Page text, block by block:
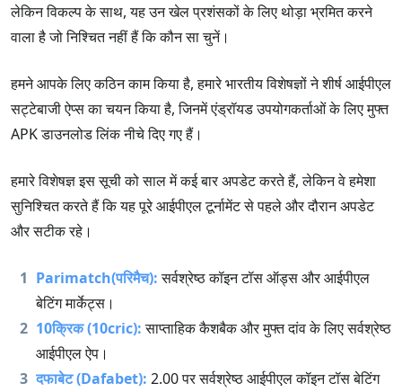
भुगतान की विधि
Neteller Google Pay Skrill
समीक्षा पढ़ें
हमारा स्कोर
बोनस
4
ग्राहक सहायता
4
डिजाइन और उपयोगिता
कुल मिलाकर
लेकिन विकल्प के साथ, यह उन खेल प्रशंसकों के लिए थोड़ा भ्रमित करने
वाला है जो निश्चित नहीं हैं कि कौन सा चुनें।
हमने आपके लिए कठिन काम किया है, हमारे भारतीय विशेषज्ञों ने शीर्ष आईपीएल
सट्टेबाजी ऐप्स का चयन किया है, जिनमें एंड्रॉयड उपयोगकर्ताओं के लिए मुफ्त
APK डाउनलोड लिंक नीचे दिए गए हैं।
हमारे विशेषज्ञ इस सूची को साल में कई बार अपडेट करते हैं, लेकिन वे हमेशा
सुनिश्चित करते हैं कि यह पूरे आईपीएल टूर्नामेंट से पहले और दौरान अपडेट
और सटीक रहे।
1 Parimatch(परिमैच):सर्वश्रेष्ठ कॉइन टॉस ऑड्स और आईपीएल
बेटिंग मार्केट्स।
2 10क्रिक (10cric):साप्ताहिक कैशबैक और मुफ्त दांव के लिए सर्वश्रेष्ठ
आईपीएल ऐप।
3 दफाबेट (Dafabet): 2.00 पर सर्वश्रेष्ठ आईपीएल कॉइन टॉस बेटिंग